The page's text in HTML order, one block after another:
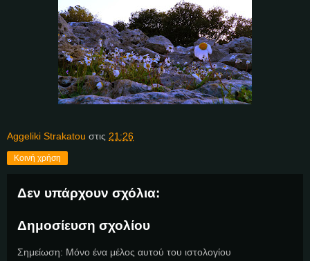
Aggeliki Strakatou στις 21:26
Κοινή χρήση
Δεν υπάρχουν σχόλια:
Δημοσίευση σχολίου
Σημείωση: Μόνο ένα μέλος αυτού του ιστολογίου